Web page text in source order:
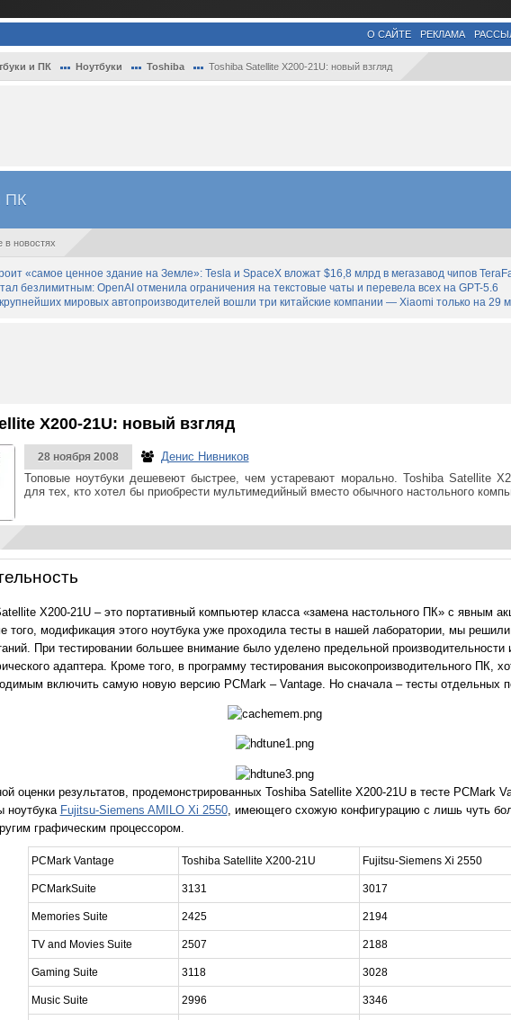
О САЙТЕ РЕКЛАМА
и ПК Ноутбуки Toshiba Toshiba Satellite X200-21U: новый взгляд
ПК
в новостях
«самое ценное здание на Земле»: Tesla и SpaceX вложат $16,8 млрд в мегазавод чипов
безлимитным: OpenAI отменила ограничения на текстовые чаты и перевела всех на GPT-5.6
крупнейших мировых автопроизводителей вошли три китайские компании — Xiaomi только на 29
X200-21U: новый взгляд
28 ноября 2008
Денис Нивников
Топовые ноутбуки дешевеют быстрее, чем устаревают морально. Toshiba Satellite
для тех, кто хотел бы приобрести мультимедийный вместо обычного настольного
X200-21U – это портативный компьютер класса «замена настольного ПК» с явным
того, модификация этого ноутбука уже проходила тесты в нашей лаборатории, мы решили
При тестировании большее внимание было уделено предельной производительности
адаптера. Кроме того, в программу тестирования высокопроизводительного ПК,
включить самую новую версию PCMark – Vantage. Но сначала – тесты отдельных
оценки результатов, продемонстрированных Toshiba Satellite X200-21U в тесте PCMark
ноутбука Fujitsu-Siemens AMILO Xi 2550, имеющего схожую конфигурацию с лишь чуть
графическим процессором.
PCMark Vantage Toshiba Satellite X200-21U Fujitsu-Siemens Xi 2550
PCMarkSuite 3131 3017
Memories Suite 2425 2194
TV and Movies Suite 2507 2188
Gaming Suite 3118 3028
Music Suite 2996 3346